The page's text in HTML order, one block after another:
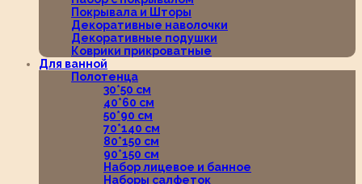
Покрывала и Шторы
Декоративные наволочки
Декоративные подушки
Коврики прикроватные
Для ванной
Полотенца
30*50 см
40*60 см
50*90 см
70*140 см
80*150 см
90*150 см
Набор лицевое и банное
Наборы салфеток